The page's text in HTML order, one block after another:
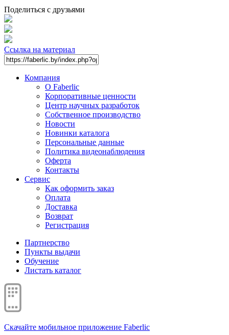
Поделиться с друзьями
Ссылка на материал
Компания
О Faberlic
Корпоративные ценности
Центр научных разработок
Собственное производство
Новости
Новинки каталога
Персональные данные
Политика видеонаблюдения
Оферта
Контакты
Сервис
Как оформить заказ
Оплата
Доставка
Возврат
Регистрация
Партнерство
Пункты выдачи
Обучение
Листать каталог
Скачайте мобильное приложение Faberlic